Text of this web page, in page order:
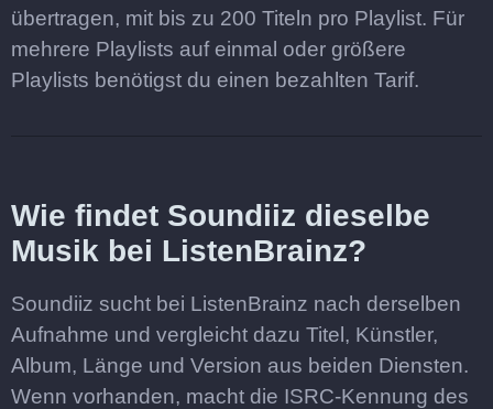
übertragen, mit bis zu 200 Titeln pro Playlist. Für
mehrere Playlists auf einmal oder größere
Playlists benötigst du einen bezahlten Tarif.
Wie findet Soundiiz dieselbe
Musik bei ListenBrainz?
Soundiiz sucht bei ListenBrainz nach derselben
Aufnahme und vergleicht dazu Titel, Künstler,
Album, Länge und Version aus beiden Diensten.
Wenn vorhanden, macht die ISRC-Kennung des